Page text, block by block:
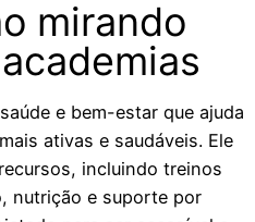
mirando
e bem-estar que ajuda
ativas e saudáveis. Ele
incluindo treinos
nutrição e suporte por